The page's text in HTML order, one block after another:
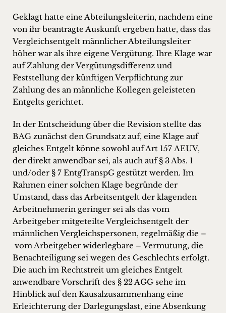
Geklagt hatte eine Abteilungsleiterin, nachdem eine
von ihr beantragte Auskunft ergeben hatte, dass das
Vergleichsentgelt männlicher Abteilungsleiter
höher war als ihre eigene Vergütung. Ihre Klage war
auf Zahlung der Vergütungsdifferenz und
Feststellung der künftigen Verpflichtung zur
Zahlung des an männliche Kollegen geleisteten
Entgelts gerichtet.
In der Entscheidung über die Revision stellte das
BAG zunächst den Grundsatz auf, eine Klage auf
gleiches Entgelt könne sowohl auf Art 157 AEUV,
der direkt anwendbar sei, als auch auf § 3 Abs. 1
und/oder § 7 EntgTranspG gestützt werden. Im
Rahmen einer solchen Klage begründe der
Umstand, dass das Arbeitsentgelt der klagenden
Arbeitnehmerin geringer sei als das vom
Arbeitgeber mitgeteilte Vergleichsentgelt der
männlichen Vergleichspersonen, regelmäßig die –
vom Arbeitgeber widerlegbare – Vermutung, die
Benachteiligung sei wegen des Geschlechts erfolgt.
Die auch im Rechtstreit um gleiches Entgelt
anwendbare Vorschrift des § 22 AGG sehe im
Hinblick auf den Kausalzusammenhang eine
Erleichterung der Darlegungslast, eine Absenkung